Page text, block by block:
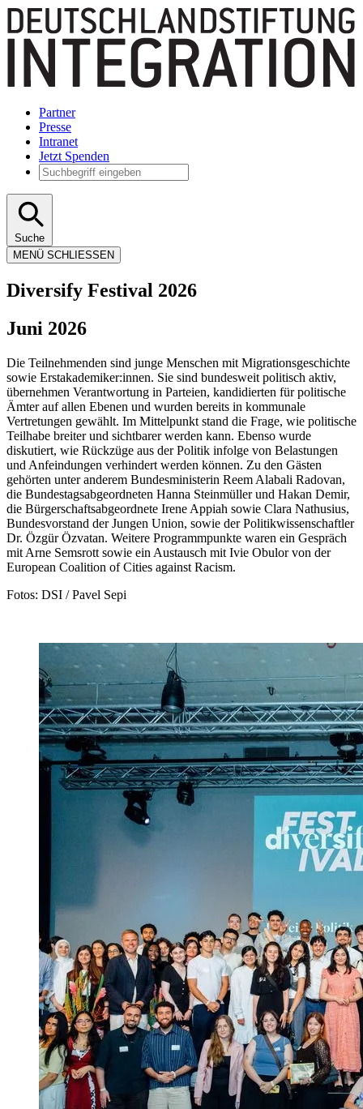
Partner
Presse
Intranet
Jetzt Spenden
Suche
MENÜ SCHLIESSEN
Diversify Festival 2026
Juni 2026
Die Teilnehmenden sind junge Menschen mit Migrationsgeschichte
sowie Erstakademiker:innen. Sie sind bundesweit politisch aktiv,
übernehmen Verantwortung in Parteien, kandidierten für politische
Ämter auf allen Ebenen und wurden bereits in kommunale
Vertretungen gewählt. Im Mittelpunkt stand die Frage, wie politische
Teilhabe breiter und sichtbarer werden kann. Ebenso wurde
diskutiert, wie Rückzüge aus der Politik infolge von Belastungen
und Anfeindungen verhindert werden können. Zu den Gästen
gehörten unter anderem Bundesministerin Reem Alabali Radovan,
die Bundestagsabgeordneten Hanna Steinmüller und Hakan Demir,
die Bürgerschaftsabgeordnete Irene Appiah sowie Clara Nathusius,
Bundesvorstand der Jungen Union, sowie der Politikwissenschaftler
Dr. Özgür Özvatan. Weitere Programmpunkte waren ein Gespräch
mit Arne Semsrott sowie ein Austausch mit Ivie Obulor von der
European Coalition of Cities against Racism.
Fotos: DSI / Pavel Sepi